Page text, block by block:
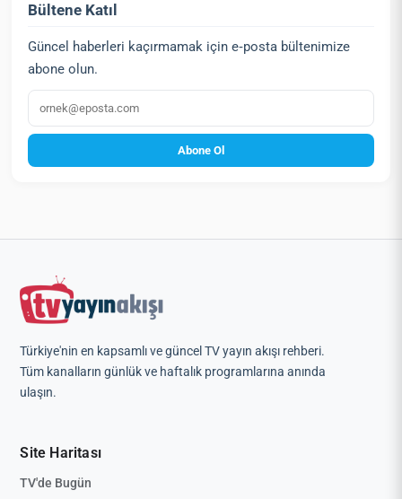
Bültene Katıl
Güncel haberleri kaçırmamak için e‑posta bültenimize
abone olun.
E‑posta
Abone Ol
Türkiye'nin en kapsamlı ve güncel TV yayın akışı rehberi.
Tüm kanalların günlük ve haftalık programlarına anında
ulaşın.
Site Haritası
TV'de Bugün